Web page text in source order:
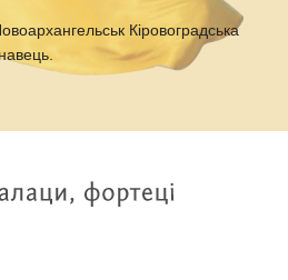
Кіровоградська